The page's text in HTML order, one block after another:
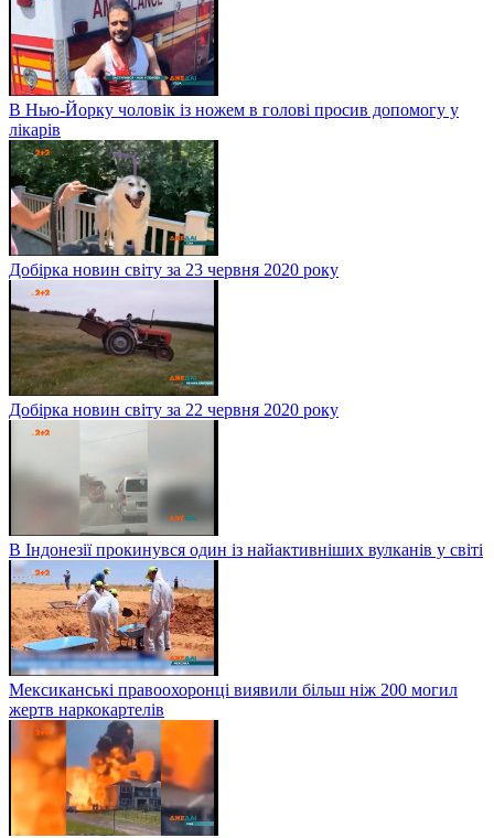
В Нью-Йорку чоловік із ножем в голові просив допомогу у
лікарів
Добірка новин світу за 23 червня 2020 року
Добірка новин світу за 22 червня 2020 року
В Індонезії прокинувся один із найактивніших вулканів у світі
Мексиканські правоохоронці виявили більш ніж 200 могил
жертв наркокартелів